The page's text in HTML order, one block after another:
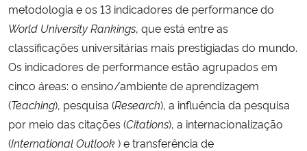
metodologia e os 13 indicadores de performance do
World University Rankings, que está entre as
classificações universitárias mais prestigiadas do mundo.
Os indicadores de performance estão agrupados em
cinco áreas: o ensino/ambiente de aprendizagem
(Teaching), pesquisa (Research), a influência da pesquisa
por meio das citações (Citations), a internacionalização
(International Outlook) e transferência de